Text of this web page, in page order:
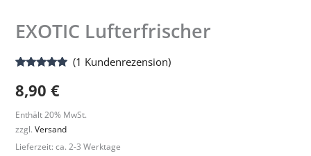
EXOTIC Lufterfrischer
mit5.00
von 5,
auf
Kundenbewertung
(1 Kundenrezension)
8,90€
Enthält 20% MwSt.
zzgl.Versand
Lieferzeit: ca. 2-3 Werktage